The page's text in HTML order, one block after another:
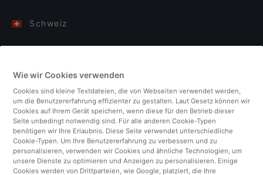
Schweiz
Italien
Finnland
Vereinigtes Königreich
Türkei
Wie wir Cookies verwenden
Cookies sind kleine Textdateien, die von Webseiten verwendet werden,
um die Benutzererfahrung effizienter zu gestalten. Laut Gesetz können wir
Cookies auf Ihrem Gerät speichern, wenn diese für den Betrieb dieser
Seite unbedingt notwendig sind. Für alle anderen Cookie-Typen
benötigen wir Ihre Erlaubnis. Diese Seite verwendet unterschiedliche
Cookie-Typen. Um Ihre Benutzererfahrung zu verbessern und zu
personalisieren, verwenden wir Cookies und ähnliche Technologien, um
unsere Dienste zu optimieren und Anzeigen zu personalisieren. Einige
Cookies werden von Drittparteien, wie Google, platziert, die Ihre